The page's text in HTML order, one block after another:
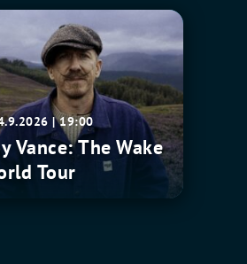
| 19:00
Vance: The Wake
Tour